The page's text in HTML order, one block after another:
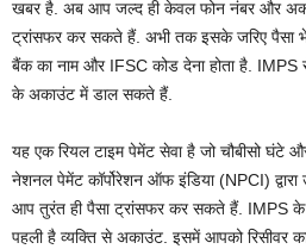
खबर है. अब आप जल्द ही केवल फोन नंबर और
ट्रांसफर कर सकते हैं. अभी तक इसके जरिए पैसा
बैंक का नाम और IFSC कोड देना होता है.
के अकाउंट में डाल सकते हैं.
यह एक रियल टाइम पेमेंट सेवा है जो चौबीसो घंटे
नेशनल पेमेंट कॉर्पोरेशन ऑफ इंडिया (NPCI)
आप तुरंत ही पैसा ट्रांसफर कर सकते हैं. IMPS के
पहली है व्यक्ति से अकाउंट. इसमें आपको रिसीवर